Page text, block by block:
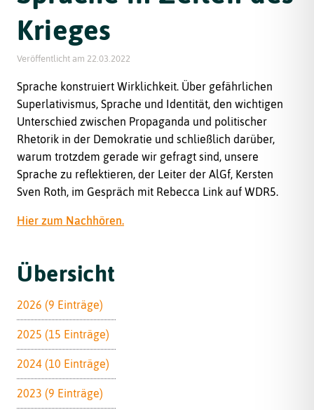
Krieges
Veröffentlicht am 22.03.2022
Sprache konstruiert Wirklichkeit. Über gefährlichen
Superlativismus, Sprache und Identität, den wichtigen
Unterschied zwischen Propaganda und politischer
Rhetorik in der Demokratie und schließlich darüber,
warum trotzdem gerade wir gefragt sind, unsere
Sprache zu reflektieren, der Leiter der AlGf, Kersten
Sven Roth, im Gespräch mit Rebecca Link auf WDR5.
Hier zum Nachhören.
Übersicht
2026 (9 Einträge)
2025 (15 Einträge)
2024 (10 Einträge)
2023 (9 Einträge)